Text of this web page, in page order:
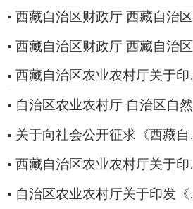
西藏自治区财政厅 西藏自治区农业农村厅关于印发《西藏自治区耕地建设与利用资金管理实施细则》的通知
西藏自治区财政厅 西藏自治区农业农村厅关于修订《农业相关转移支付资金管理实施细则》和《西藏自治区耕...
西藏自治区农业农村厅关于印发《西藏自治区农牧业建设项目管理办法 (2023年修订)》的通知
自治区农业农村厅 自治区自然资源厅关于印发《西藏自治区补充耕地质量验收办法（试行）》的通知
关于向社会公开征求《西藏自治区农村集体资金资产资源管理办法（修订稿）》意见的公告
西藏自治区农业农村厅关于印发《西藏自治区草原生态保护补助奖励政策监督员管理办法（暂行）》的通知
自治区农业农村厅关于印发《西藏自治区农业农村系统防范和惩治统计造假弄虚作假有关责任规定实施细则（...